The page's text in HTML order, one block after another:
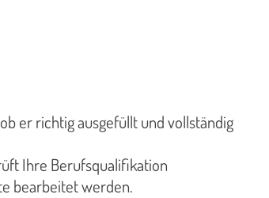
er richtig ausgefüllt und vollständig
Ihre Berufsqualifikation
bearbeitet werden.